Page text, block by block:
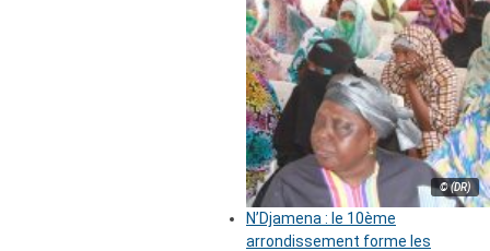
© (DR)
N’Djamena : le 10ème
arrondissement forme les